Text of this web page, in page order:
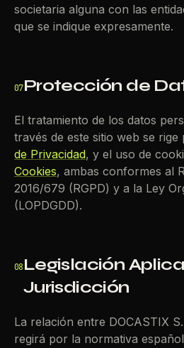
societaria alguna con las
que se indique expresamente.
07Protección de
El tratamiento de los datos
través de este sitio web se
de Privacidad, y el uso de
Cookies, ambas conformes al
2016/679 (RGPD) y a la Ley
(LOPDGDD).
08Legislación
Jurisdicción
La relación entre DOCASTIX
regirá por la normativa